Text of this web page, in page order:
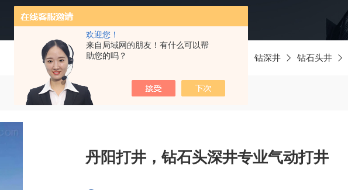
欢迎您！
来自局域网的朋友！有什么可以帮
助您的吗？
钻深井 钻石头井
丹阳打井，钻石头深井专业气动打井